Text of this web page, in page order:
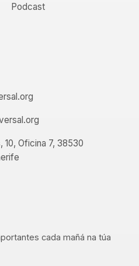
Podcast
Oficina 7, 38530
cada mañá na túa